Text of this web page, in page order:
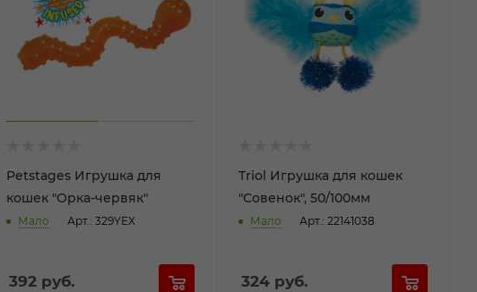
Petstages Игрушка для
кошек "Орка-червяк"
Мало Арт.: 329YEX
392руб.
Triol Игрушка для кошек
"Совенок", 50/100мм
Мало Арт.: 22141038
324 руб.